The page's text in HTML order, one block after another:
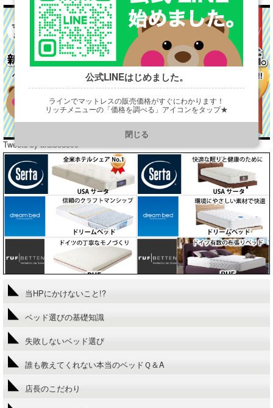
Tweets by araibed300
当HPにかけないこと!?
ベッド選びの基礎知識
失敗しないベッド選び
誰も教えてくれない本当のベッドＱ＆A
店長のこだわり
公式LINEはじめました。
ラインでマットレスの販売価格がすぐにわかります！
リッチメニューの「価格を調べる」アイコンをタップ★
https://line.me/R/ti/p/@901ptzjz
閉じる